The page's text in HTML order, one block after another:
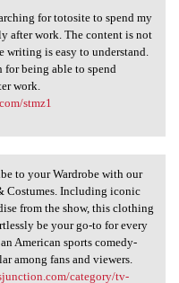
searching
for totosite to spend my
after work. The content is not
writing is easy to understand.
for being able to spend
work.
stmz1
vibe to your
to your Wardrobe with our
Costumes. Including iconic
from the show, this clothing
be your go-to for every
American sports comedy-
among fans and viewers.
category/tv-